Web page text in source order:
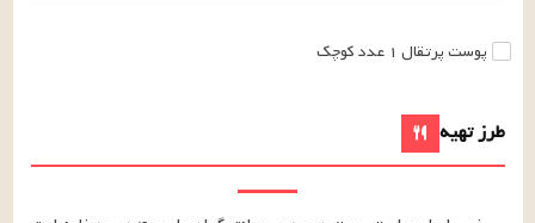
پوست پرتقال ۱ عددکوچک
طرز تهیه